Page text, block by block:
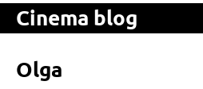
ř
Cinema blog
Olga